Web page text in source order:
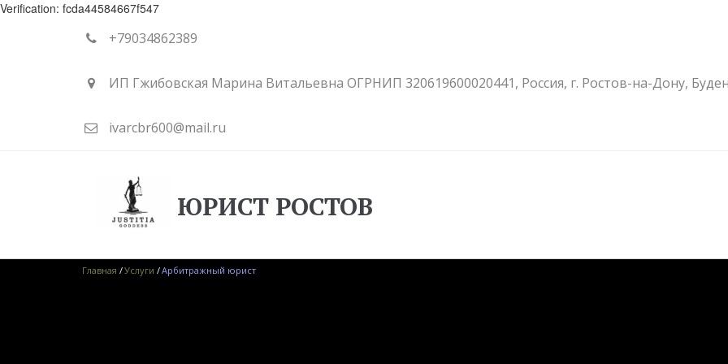
Verification: fcda44584667f547
+79034862389
ИП Гжибовская Марина Витальевна ОГРНИП 320619600020441, Россия, г. Ростов-на-Дону,
ivarcbr600@mail.ru
ЮРИСТ РОСТОВ
Главная / Услуги / Арбитражный юрист